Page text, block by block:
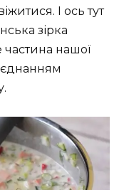
І ось тут
зірка
нашої